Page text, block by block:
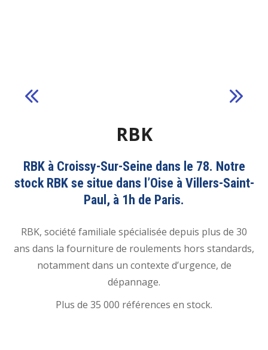
RBK
RBK à Croissy-Sur-Seine dans le 78. Notre
stock RBK se situe dans l’Oise à Villers-Saint-
Paul, à 1h de Paris.
RBK, société familiale spécialisée depuis plus de 30
ans dans la fourniture de roulements hors standards,
notamment dans un contexte d’urgence, de
dépannage.
Plus de 35 000 références en stock.